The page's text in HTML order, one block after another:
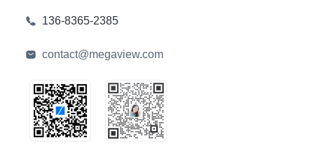
136-8365-2385
contact@megaview.com